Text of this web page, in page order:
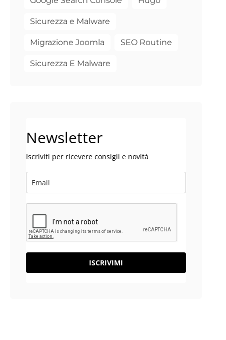
Sicurezza e Malware
Migrazione Joomla SEO Routine
Sicurezza E Malware
Newsletter
Iscriviti per ricevere consigli e novità
ISCRIVIMI